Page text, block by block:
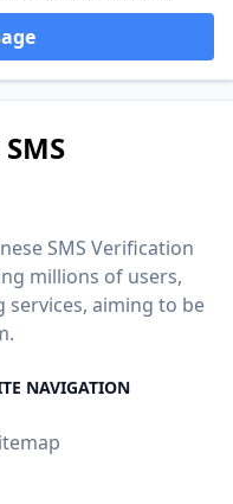
SMS Verification
millions of users,
services, aiming to be
NAVIGATION